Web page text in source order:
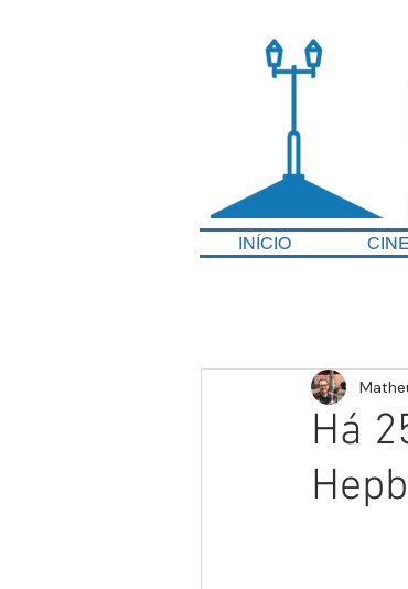
INÍCIO
Há